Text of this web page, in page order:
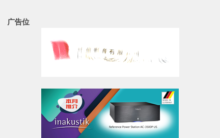
广告位